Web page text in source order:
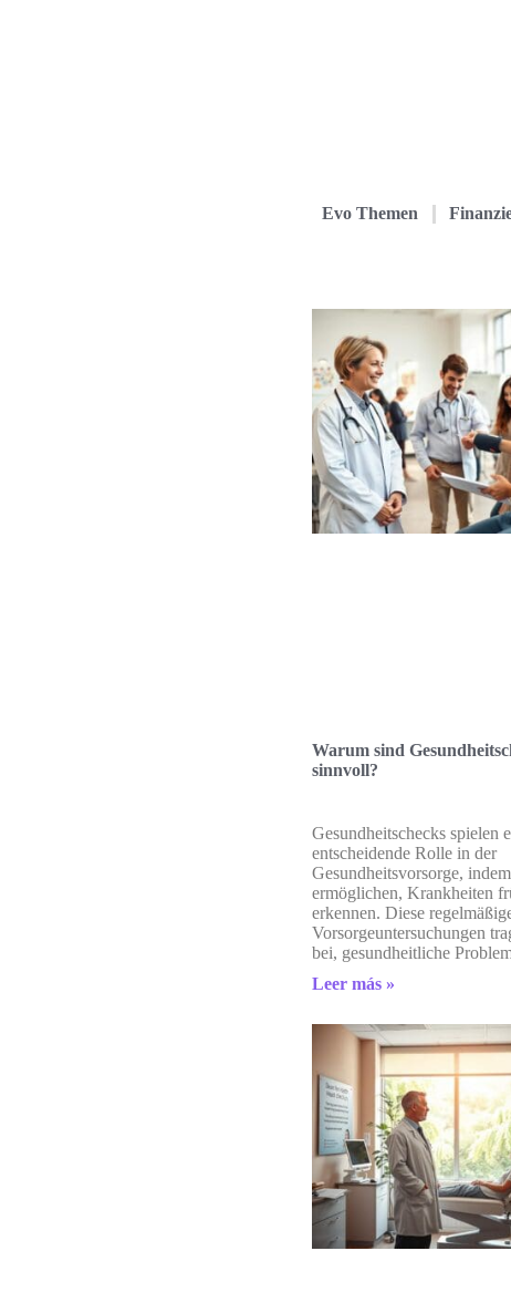
Evo Themen
Warum sind
sinnvoll?
Gesundheitschecks spielen
entscheidende Rolle in der
Gesundheitsvorsorge,
ermöglichen, Krankheiten
erkennen. Diese
Vorsorgeuntersuchungen
bei, gesundheitliche
Leer más »